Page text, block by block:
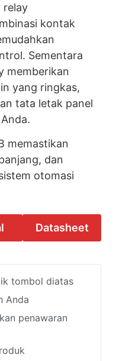
relay
kontak
Sementara
memberikan
yang ringkas,
tata letak panel
memastikan
dan
otomasi
Datasheet
tombol diatas
Anda
penawaran